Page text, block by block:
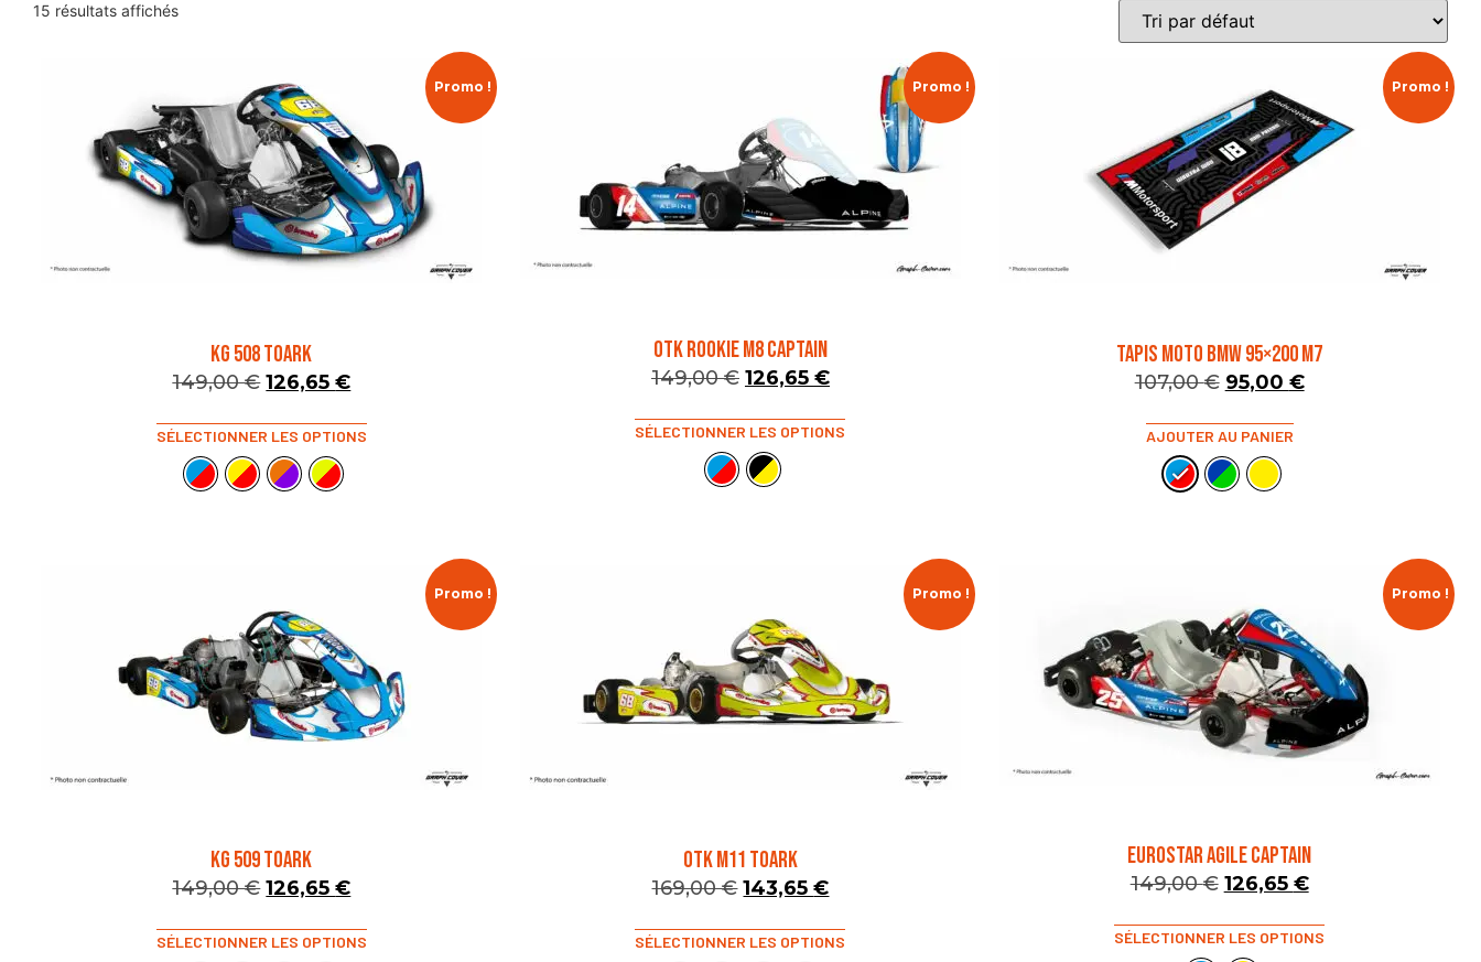
15 résultats affichés
Promo !
KG 508 TOARK
149,00€ 126,65€
SÉLECTIONNER LES OPTIONS
Promo !
OTK ROOKIE M8 CAPTAIN
149,00€ 126,65 €
SÉLECTIONNER LES OPTIONS
Promo !
TAPIS MOTO BMW 95×200 M7
107,00€ 95,00 €
AJOUTER AU PANIER
Promo !
KG 509 TOARK
149,00€ 126,65€
SÉLECTIONNER LES OPTIONS
Promo !
OTK M11 TOARK
169,00€ 143,65€
SÉLECTIONNER LES OPTIONS
Promo !
EUROSTAR AGILE CAPTAIN
149,00€ 126,65 €
SÉLECTIONNER LES OPTIONS